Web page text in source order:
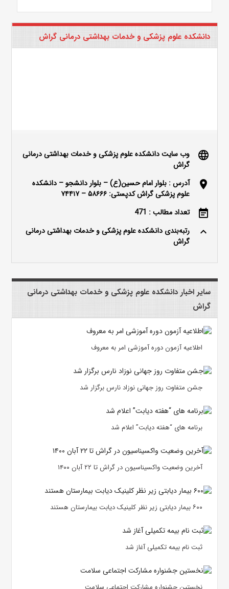
دانشکده علوم پزشکی و خدمات بهداشتی درمانی گراش
language
وب سایت دانشکده علوم پزشکی و خدمات بهداشتی درمانی
گراش
location_on
آدرس : بلوار امام حسین(ع) – بلوار دانشجو – دانشکده
علوم پزشکی گراش کدپستی: ۵۸۶۶۶ – ۷۴۴۱۷
event_note تعداد مطالب : 471
keyboard_arrow_up
رتبه‌بندی دانشکده علوم پزشکی و خدمات بهداشتی درمانی
گراش
سایر اخبار دانشکده علوم پزشکی و خدمات بهداشتی درمانی
گراش
اطلاعیه آزمون دوره آموزشی امر به معروف
جشن متفاوت روز جهانی نوزاد نارس برگزار شد
برنامه های “هفته دیابت” اعلام شد
آخرین وضعیت واکسیناسیون در گراش تا ۲۲ آبان ۱۴۰۰
۶۰۰ بیمار دیابتی زیر نظر کلینیک دیابت بیمارستان هستند
ثبت نام بیمه تکمیلی آغاز شد